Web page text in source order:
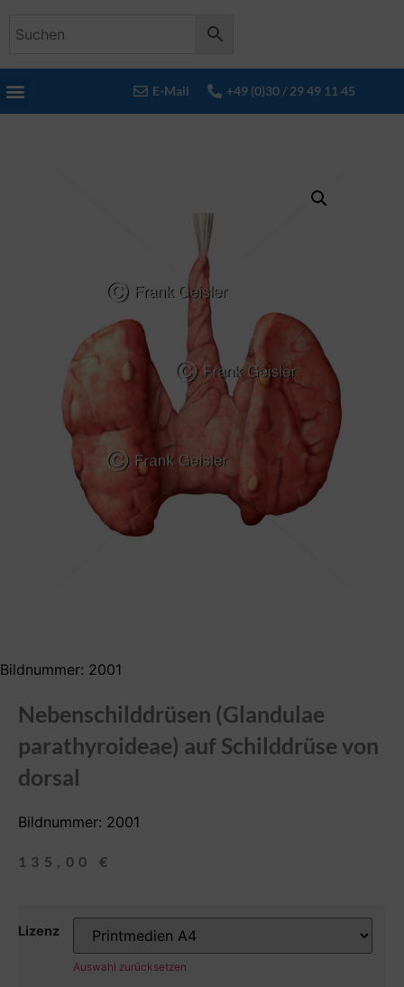
E-Mail +49 (0)30 / 29 49 11 45
Bildnummer: 2001
Nebenschilddrüsen (Glandulae
parathyroideae) auf Schilddrüse von
dorsal
Bildnummer: 2001
135,00 €
Lizenz
Auswahl zurücksetzen